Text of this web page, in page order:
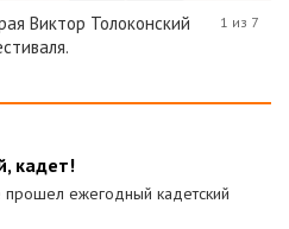
Виктор Толоконский
1 из 7
кадет!
прошел ежегодный кадетский